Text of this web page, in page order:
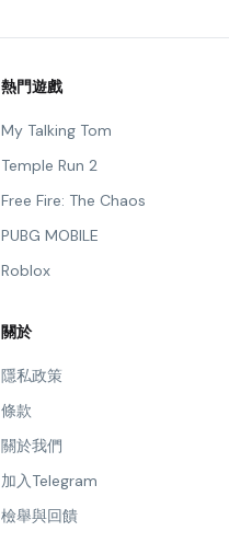
熱門遊戲
My Talking Tom
Temple Run 2
Free Fire: The Chaos
PUBG MOBILE
Roblox
關於
隱私政策
條款
關於我們
加入Telegram
檢舉與回饋